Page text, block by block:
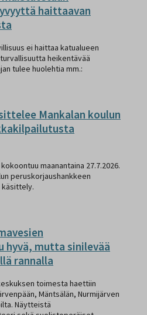
haittaavan
ei haittaa katualueen
heikentävää
tulee huolehtia mm.:
Mankalan koulun
maanantaina 27.7.2026.
peruskorjaushankkeen
käsittely.
hyvä, mutta sinilevää
rannalla
toimesta haettiin
Mäntsälän, Nurmijärven
Näytteistä